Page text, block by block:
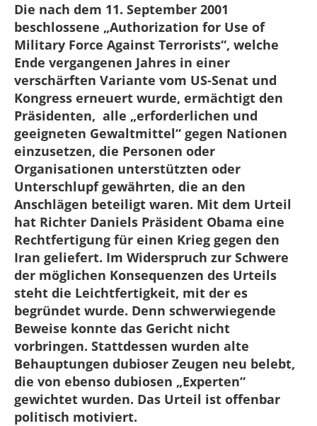
Die nach dem 11. September 2001
beschlossene „Authorization for Use of
Military Force Against Terrorists“, welche
Ende vergangenen Jahres in einer
verschärften Variante vom US-Senat und
Kongress erneuert wurde, ermächtigt den
Präsidenten, alle „erforderlichen und
geeigneten Gewaltmittel“ gegen Nationen
einzusetzen, die Personen oder
Organisationen unterstützten oder
Unterschlupf gewährten, die an den
Anschlägen beteiligt waren. Mit dem Urteil
hat Richter Daniels Präsident Obama eine
Rechtfertigung für einen Krieg gegen den
Iran geliefert. Im Widerspruch zur Schwere
der möglichen Konsequenzen des Urteils
steht die Leichtfertigkeit, mit der es
begründet wurde. Denn schwerwiegende
Beweise konnte das Gericht nicht
vorbringen. Stattdessen wurden alte
Behauptungen dubioser Zeugen neu belebt,
die von ebenso dubiosen „Experten“
gewichtet wurden. Das Urteil ist offenbar
politisch motiviert.